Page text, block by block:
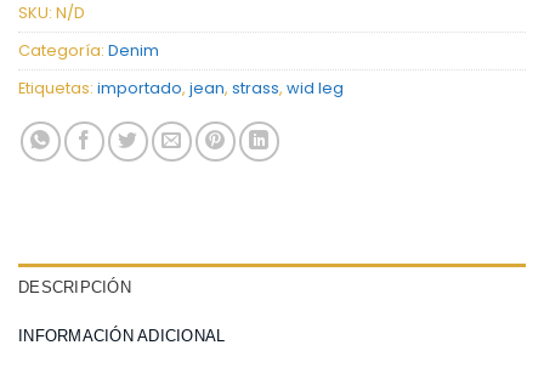
SKU: N/D
Categoría: Denim
Etiquetas: importado, jean, strass, wid leg
DESCRIPCIÓN
INFORMACIÓN ADICIONAL